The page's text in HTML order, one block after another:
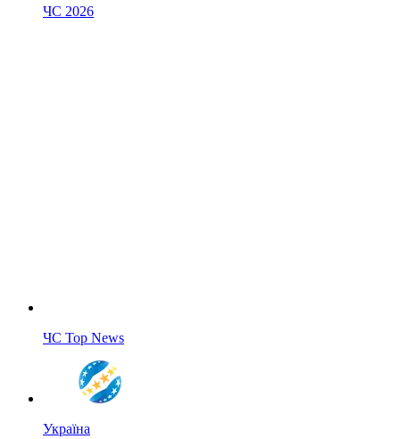
ЧС 2026
ЧС Top News
Україна